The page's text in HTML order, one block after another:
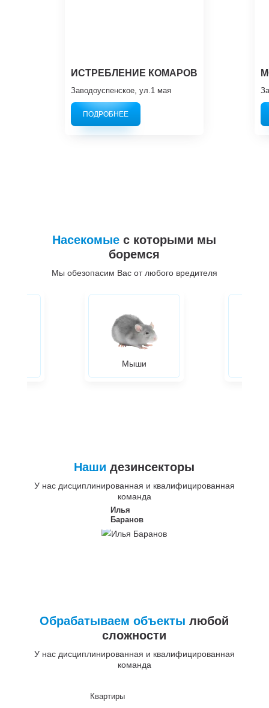
ИСТРЕБЛЕНИЕ КОМАРОВ
Заводоуспенское, ул.1 мая
ПОДРОБНЕЕ
Насекомые с которыми мы
боремся
Мы обезопасим Вас от любого вредителя
Мыши
Наши дезинсекторы
У нас дисциплинированная и квалифицированная
команда
Илья
Баранов
Обрабатываем объекты любой
сложности
У нас дисциплинированная и квалифицированная
команда
Квартиры